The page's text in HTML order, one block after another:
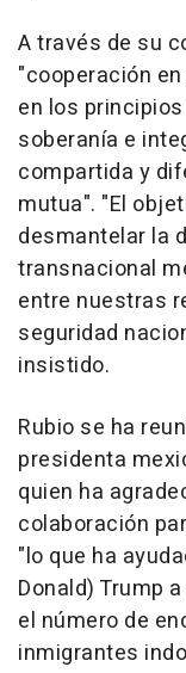
A través de su
"cooperación
en los
soberanía e
compartida y
mutua". "El
desmantelar la
transnacional
entre nuestras
seguridad
insistido.
Rubio se ha
presidenta
quien ha
colaboración
"lo que ha
Donald) Trump
el número de
inmigrantes